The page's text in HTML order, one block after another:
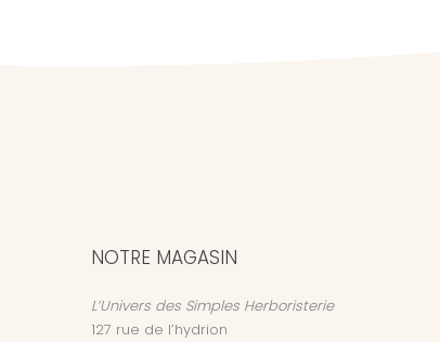
NOTRE MAGASIN
L’Univers des Simples Herboristerie
127 rue de l’hydrion